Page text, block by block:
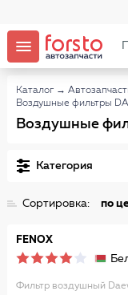
Каталог →
Воздушные фильтры
Воздушные
Категория
Сортировка: по
FENOX
Фильтр воздушный